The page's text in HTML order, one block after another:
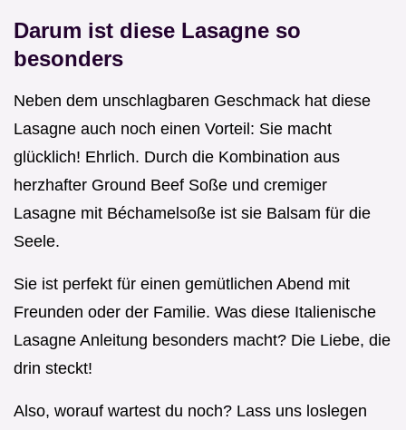
Darum ist diese Lasagne so
besonders
Neben dem unschlagbaren Geschmack hat diese
Lasagne auch noch einen Vorteil: Sie macht
glücklich! Ehrlich. Durch die Kombination aus
herzhafter Ground Beef Soße und cremiger
Lasagne mit Béchamelsoße ist sie Balsam für die
Seele.
Sie ist perfekt für einen gemütlichen Abend mit
Freunden oder der Familie. Was diese Italienische
Lasagne Anleitung besonders macht? Die Liebe, die
drin steckt!
Also, worauf wartest du noch? Lass uns loslegen